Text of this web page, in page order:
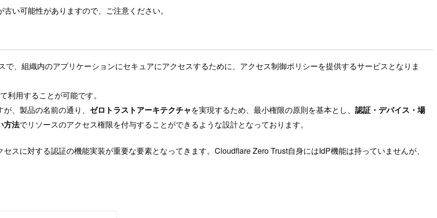
い可能性がありますので、ご注意ください。
で、組織内のアプリケーションにセキュアにアクセスするために、アクセス制御ポリシーを提供するサービスとなりま
用することが可能です。
、製品の名前の通り、 ゼロトラストアーキテクチャを実現するため、最小権限の原則を基本とし、 認証・デバイス・場
方法でリソースのアクセス権限を付与することができるような設計となっております。
スに対する認証の機能実装が重要な要素となってきます。Cloudflare Zero Trust自身にはIdP機能は持っていませんが、